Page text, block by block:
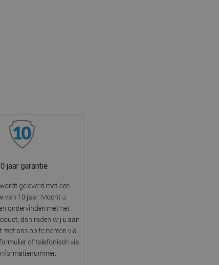
jaar garantie
geleverd met een
van 10 jaar. Mocht u
ondervinden met het
dan raden wij u aan
met ons op te nemen via
of telefonisch via